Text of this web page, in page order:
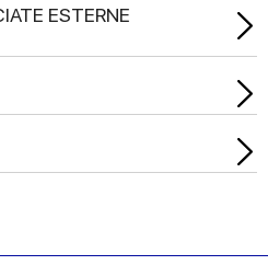
ESTERNE